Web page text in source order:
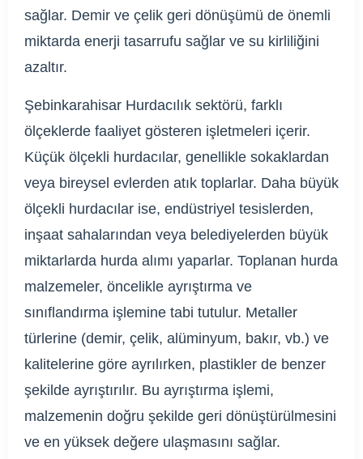
sağlar. Demir ve çelik geri dönüşümü de önemli
miktarda enerji tasarrufu sağlar ve su kirliliğini
azaltır.
Şebinkarahisar Hurdacılık sektörü, farklı
ölçeklerde faaliyet gösteren işletmeleri içerir.
Küçük ölçekli hurdacılar, genellikle sokaklardan
veya bireysel evlerden atık toplarlar. Daha büyük
ölçekli hurdacılar ise, endüstriyel tesislerden,
inşaat sahalarından veya belediyelerden büyük
miktarlarda hurda alımı yaparlar. Toplanan hurda
malzemeler, öncelikle ayrıştırma ve
sınıflandırma işlemine tabi tutulur. Metaller
türlerine (demir, çelik, alüminyum, bakır, vb.) ve
kalitelerine göre ayrılırken, plastikler de benzer
şekilde ayrıştırılır. Bu ayrıştırma işlemi,
malzemenin doğru şekilde geri dönüştürülmesini
ve en yüksek değere ulaşmasını sağlar.